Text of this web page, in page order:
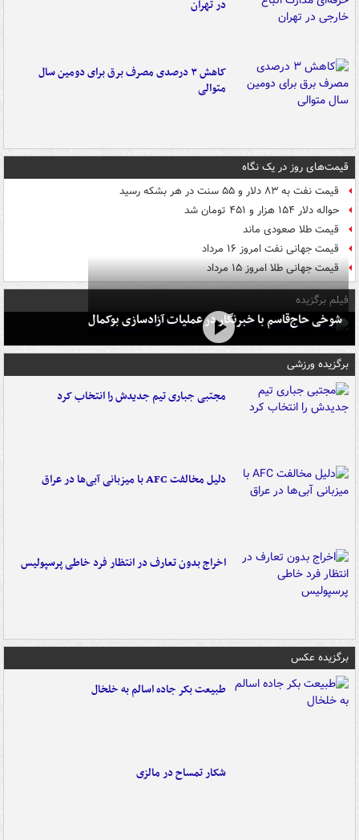
در تهران
کاهش ۳ درصدی مصرف برق برای دومین سال
متوالی
قیمت‌های روز در یک نگاه
قیمت نفت به ۸۳ دلار و ۵۵ سنت در هر بشکه رسید
حواله دلار ۱۵۴ هزار و ۴۵۱ تومان شد
قیمت طلا صعودی ماند
قیمت جهانی نفت امروز ۱۶ مرداد
قیمت جهانی طلا امروز ۱۵ مرداد
فیلم برگزیده
شوخی حاج‌قاسم با خبرنگار در عملیات آزادسازی بوکمال
برگزیده ورزشی
مجتبی جباری تیم جدیدش را انتخاب کرد
دلیل مخالفت AFC با میزبانی آبی‌ها در عراق
اخراج بدون تعارف در انتظار فرد خاطی پرسپولیس
برگزیده عکس
طبیعت بکر جاده اسالم به خلخال
شکار تمساح در مالزی